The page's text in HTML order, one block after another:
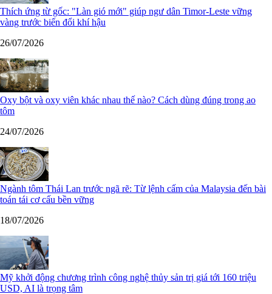
Thích ứng từ gốc: "Làn gió mới" giúp ngư dân Timor-Leste vững
vàng trước biến đổi khí hậu
26/07/2026
Oxy bột và oxy viên khác nhau thế nào? Cách dùng đúng trong ao
tôm
24/07/2026
Ngành tôm Thái Lan trước ngã rẽ: Từ lệnh cấm của Malaysia đến bài
toán tái cơ cấu bền vững
18/07/2026
Mỹ khởi động chương trình công nghệ thủy sản trị giá tới 160 triệu
USD, AI là trọng tâm